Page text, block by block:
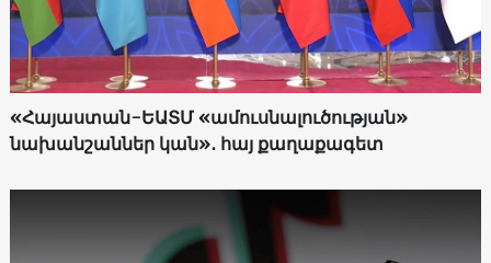
«Հայաստան-ԵԱՏՄ «ամուսնալուծության»
նախանշաններ կան»․ հայ քաղաքագետ